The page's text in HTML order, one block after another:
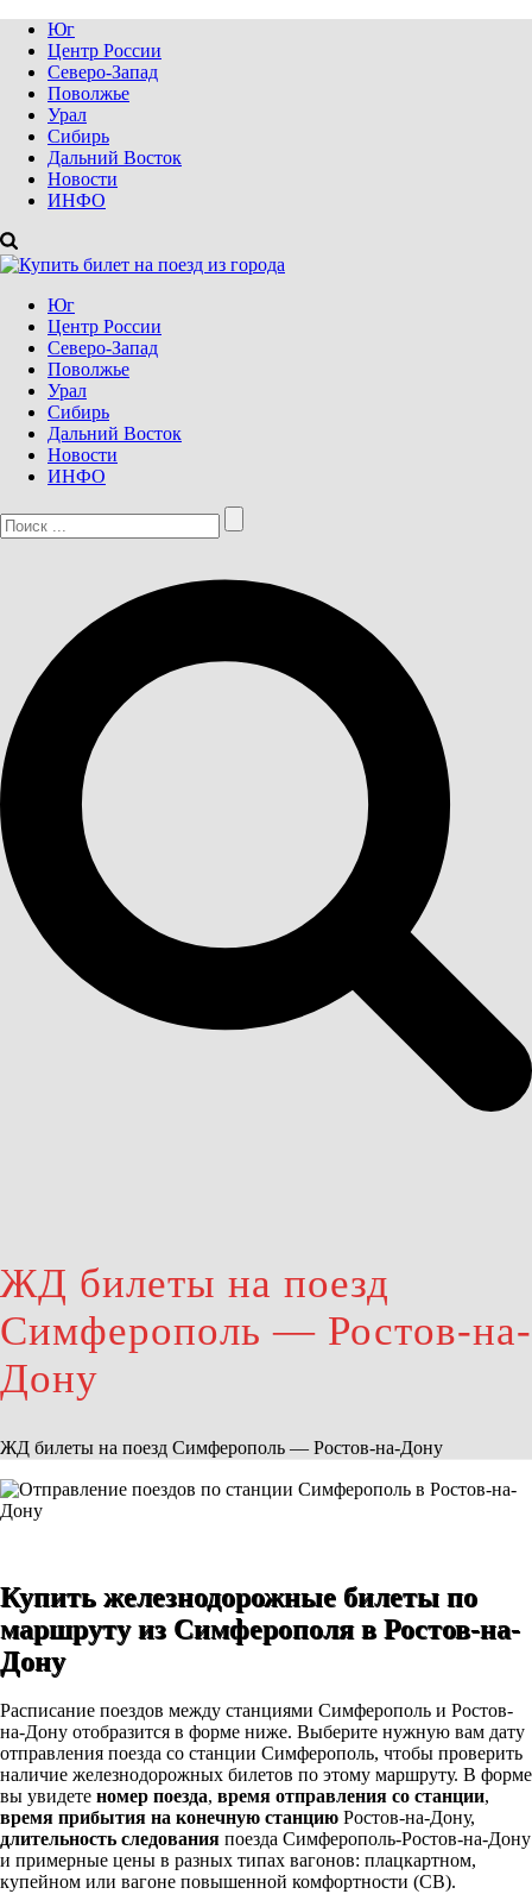
Юг
Центр России
Северо-Запад
Поволжье
Урал
Сибирь
Дальний Восток
Новости
ИНФО
Юг
Центр России
Северо-Запад
Поволжье
Урал
Сибирь
Дальний Восток
Новости
ИНФО
ЖД билеты на поезд
Симферополь — Ростов-на-
Дону
ЖД билеты на поезд Симферополь — Ростов-на-Дону
Купить железнодорожные билеты по
маршруту из Симферополя в Ростов-на-
Дону
Расписание поездов между станциями Симферополь и Ростов-
на-Дону отобразится в форме ниже. Выберите нужную вам дату
отправления поезда со станции Симферополь, чтобы проверить
наличие железнодорожных билетов по этому маршруту. В форме
вы увидете номер поезда, время отправления со станции,
время прибытия на конечную станцию Ростов-на-Дону,
длительность следования поезда Симферополь-Ростов-на-Дону
и примерные цены в разных типах вагонов: плацкартном,
купейном или вагоне повышенной комфортности (СВ).